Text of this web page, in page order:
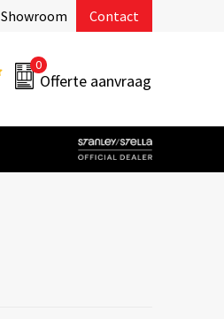
Showroom Contact
0
Offerte aanvraag